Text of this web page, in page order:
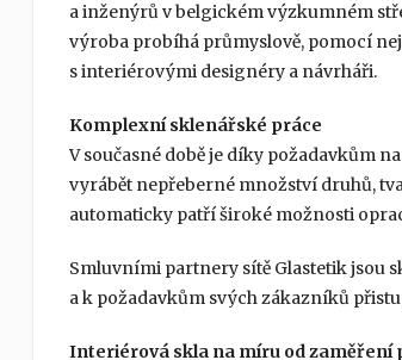
a inženýrů v belgickém výzkumném
výroba probíhá průmyslově, pomocí
s interiérovými designéry a návrháři.
Komplexní sklenářské práce
V současné době je díky požadavkům
vyrábět nepřeberné množství druhů,
automaticky patří široké možnosti
Smluvními partnery sítě Glastetik jsou
a k požadavkům svých zákazníků
Interiérová skla na míru od zaměření